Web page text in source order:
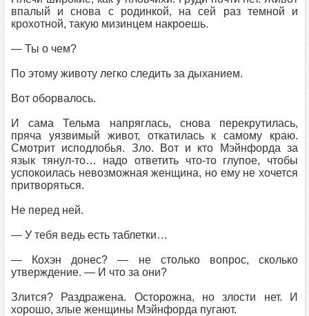
впалый и снова с родинкой, на сей раз темной и
крохотной, такую мизинцем накроешь.
— Ты о чем?
По этому животу легко следить за дыханием.
Вот оборвалось.
И сама Тельма напряглась, снова перекрутилась,
пряча уязвимый живот, откатилась к самому краю.
Смотрит исподлобья. Зло. Вот и кто Мэйнфорда за
язык тянул-то… надо ответить что-то глупое, чтобы
успокоилась невозможная женщина, но ему не хочется
притворяться.
Не перед ней.
— У тебя ведь есть таблетки…
— Кохэн донес? — не столько вопрос, сколько
утверждение. — И что за они?
Злится? Раздражена. Осторожна, но злости нет. И
хорошо, злые женщины Мэйнфорда пугают.